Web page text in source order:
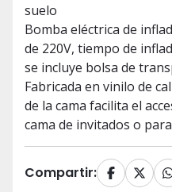
suelo
Bomba eléctrica de
de 220V, tiempo de
se incluye bolsa de
Fabricada en vinilo de
de la cama facilita el
cama de invitados o
Compartir: